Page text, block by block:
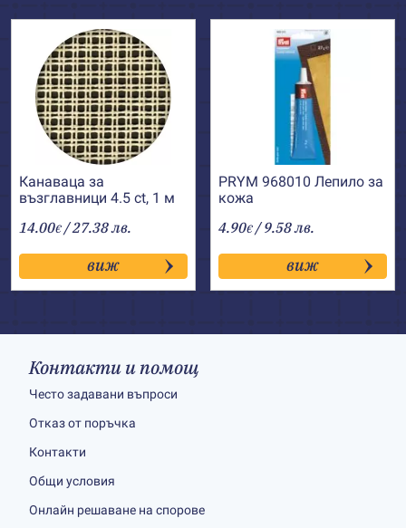
Канаваца за
възглавници 4.5 ct, 1 м
14.00€ / 27.38 лв.
виж
PRYM 968010 Лепило за
кожа
4.90€ / 9.58 лв.
виж
Контакти и помощ
Често задавани въпроси
Отказ от поръчка
Контакти
Общи условия
Онлайн решаване на спорове